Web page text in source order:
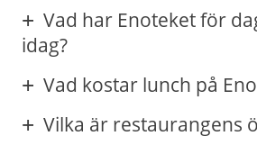
Vad har Enoteket för
idag?
Vad kostar lunch på
Vilka är restaurangens